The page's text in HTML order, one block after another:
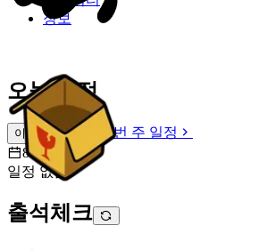
정보
오늘 일정
이번 주 일정
이번 주 일정
8월 8일 [토]
일정 없음
출석체크